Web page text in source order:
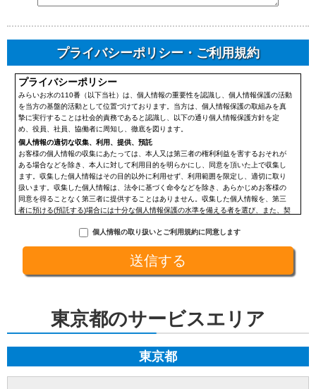
プライバシーポリシー・ご利用規約
プライバシーポリシー
みらいお水の110番（以下当社）は、個人情報の重要性を認識し、個人情報保護の活動
を当方の基盤的活動として位置づけております。当方は、個人情報保護の取組みを真
摯に実行することは社会的責務であると認識し、以下の通り個人情報保護方針を定
め、役員、社員、協働者に周知し、徹底を図ります。
個人情報の適切な収集、利用、提供、預託
お客様の個人情報の収集にあたっては、本人又は第三者の権利利益を害するおそれが
ある場合などを除き、本人に対して利用目的を明らかにし、同意を頂いた上で収集し
ます。収集した個人情報はその目的以外に利用せず、利用範囲を限定し、適切に取り
扱います。収集した個人情報は、法令に基づく命令などを除き、あらかじめお客様の
同意を得ることなく第三者に提供することはありません。収集した個人情報を、第三
者に預ける(預託する)場合には十分な個人情報保護の水準を備える者を選び、また、契
開示、訂正、利用停止等の求めに応じる手続
当社が保有する個人情報については、合理的な範囲で速やかに対応いたします。個人
情報の滅失、き損、漏えいおよび不正アクセスなどの予防ならびに是正。当方は、お
客様の個人情報を厳格に管理し、滅失、き損、漏えいや不正アクセスなどのあらゆる
個人情報に関する法令およびその他の規範の遵守
当社の役員、社員、協働者は、個人情報保護や通信の秘密に関する法令やガイドライ
的に実施されるよう、個人情報保護方針および社内規程類を継続して改善します。
個人情報の取扱いに関する問い合わせおよび相談窓口
当方所定の窓口にて、合理的な範囲で対応いたします。
個人情報の取り扱いとご利用規約に同意します
東京都のサービスエリア
東京都